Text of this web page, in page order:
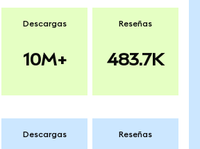
Descargas
10M+
Reseñas
483.7K
Descargas Reseñas